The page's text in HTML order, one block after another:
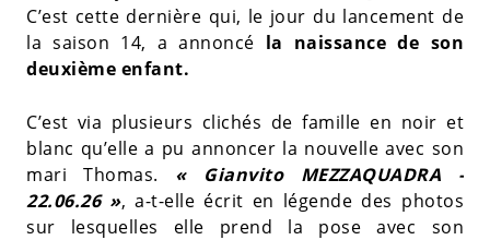
C’est cette dernière qui, le jour du lancement de
la saison 14, a annoncé la naissance de son
deuxième enfant.
C’est via plusieurs clichés de famille en noir et
blanc qu’elle a pu annoncer la nouvelle avec son
mari Thomas. « Gianvito MEZZAQUADRA -
22.06.26 », a-t-elle écrit en légende des photos
sur lesquelles elle prend la pose avec son